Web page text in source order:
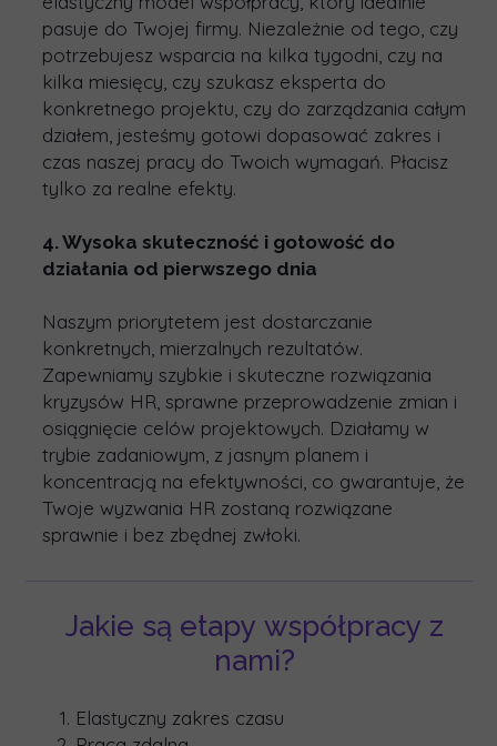
pasuje do Twojej firmy. Niezależnie od tego, czy
potrzebujesz wsparcia na kilka tygodni, czy na
kilka miesięcy, czy szukasz eksperta do
konkretnego projektu, czy do zarządzania całym
działem, jesteśmy gotowi dopasować zakres i
czas naszej pracy do Twoich wymagań. Płacisz
tylko za realne efekty.
4. Wysoka skuteczność i gotowość do
działania od pierwszego dnia
Naszym priorytetem jest dostarczanie
konkretnych, mierzalnych rezultatów.
Zapewniamy szybkie i skuteczne rozwiązania
kryzysów HR, sprawne przeprowadzenie zmian i
osiągnięcie celów projektowych. Działamy w
trybie zadaniowym, z jasnym planem i
koncentracją na efektywności, co gwarantuje, że
Twoje wyzwania HR zostaną rozwiązane
sprawnie i bez zbędnej zwłoki.
Jakie są etapy współpracy z
nami?
Elastyczny zakres czasu